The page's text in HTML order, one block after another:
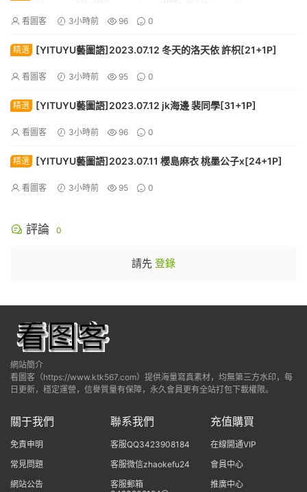
看圖客 3小時前 96 0
精選 [YITUYU藝圖語]2023.07.12 冬天的洛天依 許枳[21+1P]
看圖客 3小時前 95 0
精選 [YITUYU藝圖語]2023.07.12 jk海邊 裴同學[31+1P]
看圖客 3小時前 96 0
精選 [YITUYU藝圖語]2023.07.11 櫻島麻衣 桃墨公子x[24+1P]
看圖客 3小時前 95 0
評論 0
請先 登錄
網站簡介
看圖客（https://www.ktk567.com）提供海量寫真素材，均無第三方水印，每
日更新，穩定運營，信譽質量有保障，永久會員更有全站打包下載權限。
關于我們
免責申明
常見問題
網站公告
聯系我們
客服QQ3423908184
客服微信zhaokefu24
客服郵箱
充值購買
在線開通VIP
會員中心
推廣中心